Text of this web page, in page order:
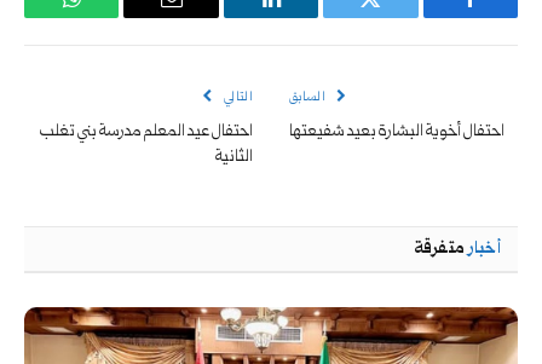
فيسبوك تويتر لينكدإن
البريد
واتساب
السابق
احتفال أخوية البشارة بعيد شفيعتها
التالي
احتفال عيد المعلم مدرسة بني تغلب
الثانية
أخبارمتفرقة